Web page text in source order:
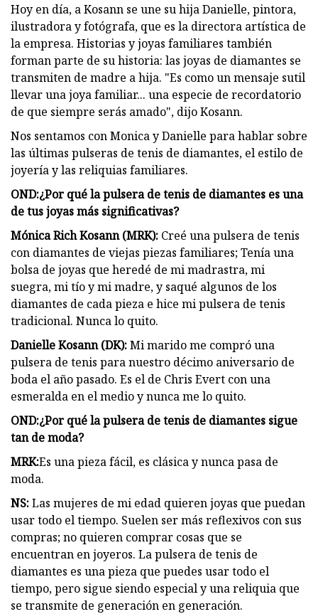
Hoy en día, a Kosann se une su hija Danielle, pintora,
ilustradora y fotógrafa, que es la directora artística de
la empresa. Historias y joyas familiares también
forman parte de su historia: las joyas de diamantes se
transmiten de madre a hija. "Es como un mensaje sutil
llevar una joya familiar... una especie de recordatorio
de que siempre serás amado", dijo Kosann.
Nos sentamos con Monica y Danielle para hablar sobre
las últimas pulseras de tenis de diamantes, el estilo de
joyería y las reliquias familiares.
OND:¿Por qué la pulsera de tenis de diamantes es una
de tus joyas más significativas?
Mónica Rich Kosann (MRK): Creé una pulsera de tenis
con diamantes de viejas piezas familiares; Tenía una
bolsa de joyas que heredé de mi madrastra, mi
suegra, mi tío y mi madre, y saqué algunos de los
diamantes de cada pieza e hice mi pulsera de tenis
tradicional. Nunca lo quito.
Danielle Kosann (DK):Mi marido me compró una
pulsera de tenis para nuestro décimo aniversario de
boda el año pasado. Es el de Chris Evert con una
esmeralda en el medio y nunca me lo quito.
OND:¿Por qué la pulsera de tenis de diamantes sigue
tan de moda?
MRK:Es una pieza fácil, es clásica y nunca pasa de
moda.
NS:Las mujeres de mi edad quieren joyas que puedan
usar todo el tiempo. Suelen ser más reflexivos con sus
compras; no quieren comprar cosas que se
encuentran en joyeros. La pulsera de tenis de
diamantes es una pieza que puedes usar todo el
tiempo, pero sigue siendo especial y una reliquia que
se transmite de generación en generación.